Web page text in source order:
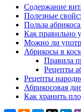
Содержание
Полезные
Польза
Как правильно
Можно ли
Абрикосы в
Правила
Рецепты
Рецепты
Абрикосовая
Как хранить